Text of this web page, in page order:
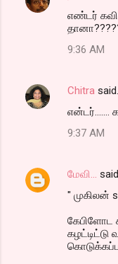
எண்டர்
9:36 AM
Chitra said…
என்டர்.......
9:37 AM
மேவி...
said…
" முகிலன்
கேபிளோட
கழட்டிட்டு